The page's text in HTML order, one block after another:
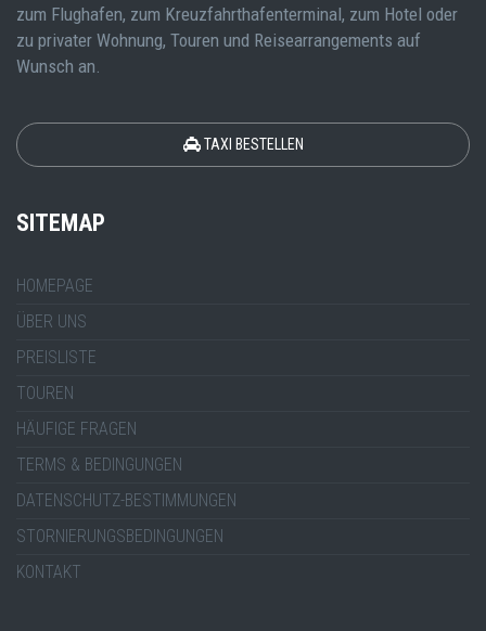
zum Flughafen, zum Kreuzfahrthafenterminal, zum Hotel oder
zu privater Wohnung, Touren und Reisearrangements auf
Wunsch an.
TAXI BESTELLEN
SITEMAP
HOMEPAGE
ÜBER UNS
PREISLISTE
TOUREN
HÄUFIGE FRAGEN
TERMS & BEDINGUNGEN
DATENSCHUTZ-BESTIMMUNGEN
STORNIERUNGSBEDINGUNGEN
KONTAKT